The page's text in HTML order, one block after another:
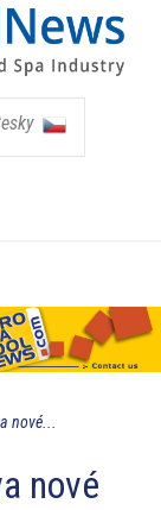
nové...
nové